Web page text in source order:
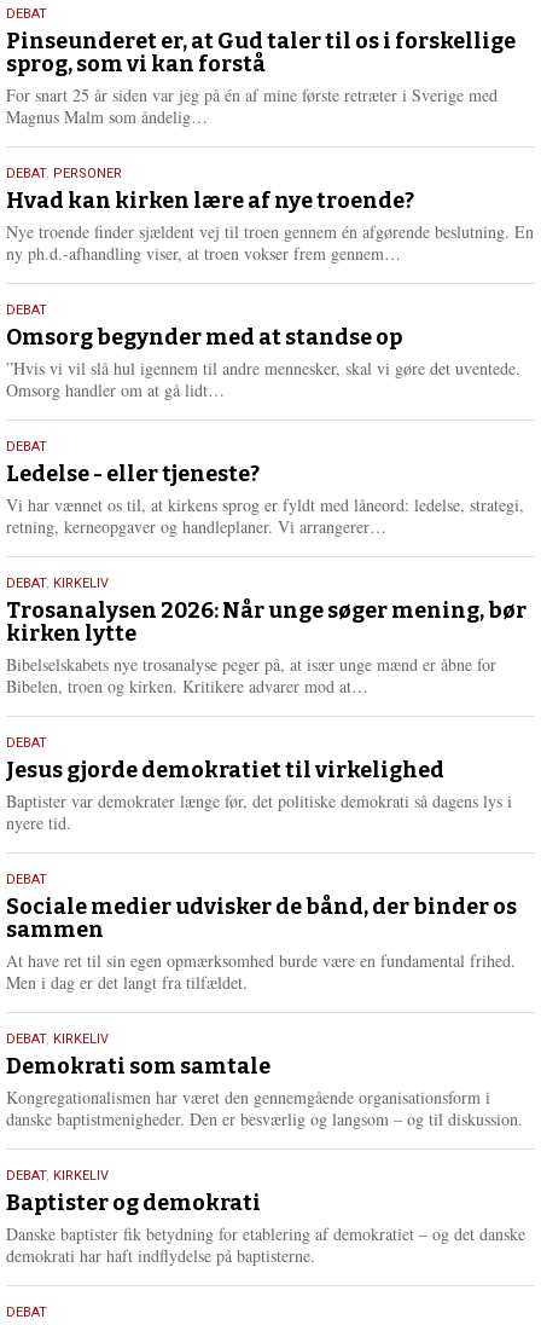
5.
august
2026
DEBAT
Pinseunderet er, at Gud taler til os i forskellige
sprog, som vi kan forstå
For snart 25 år siden var jeg på én af mine første retræter i Sverige med
Magnus Malm som åndelig…
e
r
e
25.
juli
2026
DEBAT, PERSONER
Hvad kan kirken lære af nye troende?
Nye troende finder sjældent vej til troen gennem én afgørende beslutning. En
ny ph.d.-afhandling viser, at troen vokser frem gennem…
e
r
e
9.
juli
2026
DEBAT
Omsorg begynder med at standse op
”Hvis vi vil slå hul igennem til andre mennesker, skal vi gøre det uventede.
Omsorg handler om at gå lidt…
e
r
e
10.
juni
2026
DEBAT
Ledelse - eller tjeneste?
Vi har vænnet os til, at kirkens sprog er fyldt med låneord: ledelse, strategi,
retning, kerneopgaver og handleplaner. Vi arrangerer…
e
2.
juni
2026
DEBAT, KIRKELIV
Trosanalysen 2026: Når unge søger mening, bør
kirken lytte
Bibelselskabets nye trosanalyse peger på, at især unge mænd er åbne for
Bibelen, troen og kirken. Kritikere advarer mod at…
e
r
18.
maj
2026
DEBAT
Jesus gjorde demokratiet til virkelighed
Baptister var demokrater længe før, det politiske demokrati så dagens lys i
nyere tid.
18.
maj
2026
DEBAT
Sociale medier udvisker de bånd, der binder os
sammen
At have ret til sin egen opmærksomhed burde være en fundamental frihed.
Men i dag er det langt fra tilfældet.
18.
maj
2026
DEBAT, KIRKELIV
Demokrati som samtale
Kongregationalismen har været den gennemgående organisationsform i
danske baptistmenigheder. Den er besværlig og langsom – og til diskussion.
18.
maj
2026
DEBAT, KIRKELIV
Baptister og demokrati
Danske baptister fik betydning for etablering af demokratiet – og det danske
demokrati har haft indflydelse på baptisterne.
18.
DEBAT